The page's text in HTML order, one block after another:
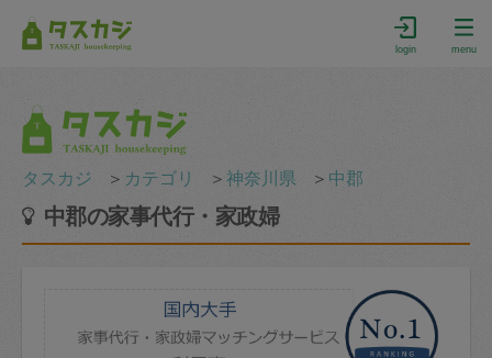
login menu
タスカジ ＞ カテゴリ ＞神奈川県 ＞ 中郡
中郡の家事代行・家政婦